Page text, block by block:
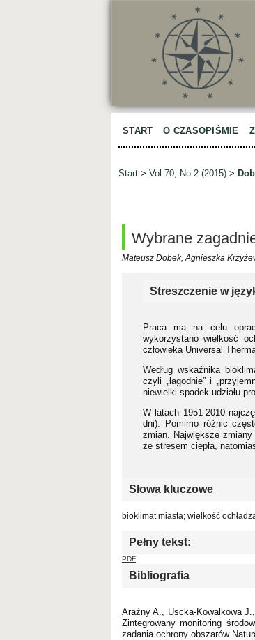
START O CZASOPIŚMIE
Start > Vol 70, No 2 (2015) >
Wybrane
Mateusz Dobek, Agnieszka
Streszczenie w
Praca ma na celu
wykorzystano wielkość
człowieka Universal
Według wskaźnika
czyli „łagodnie” i
niewielki spadek udziału
W latach 1951-2010
dni). Pomimo różnic
zmian. Największe
ze stresem ciepła,
Słowa kluczowe
bioklimat miasta; wielkość
Pełny tekst:
PDF
Bibliografia
Araźny A., Uscka-Kowalkowa
Zintegrowany monitoring
zadania ochrony obszarów